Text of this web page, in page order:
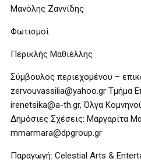
Μανόλης Ζαννίδης
Φωτισμοί
Περικλής Μαθιέλλης
Σύμβουλος περιεχομένου –
zervouvassilia@yahoo.gr Τμήμα
irenetsika@a-th.gr, Όλγα
Δημόσιες Σχέσεις: Μαργαρίτα
mmarmara@dpgroup.gr
Παραγωγή: Celestial Arts &